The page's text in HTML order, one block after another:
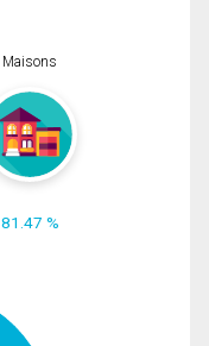
Maisons
81.47 %